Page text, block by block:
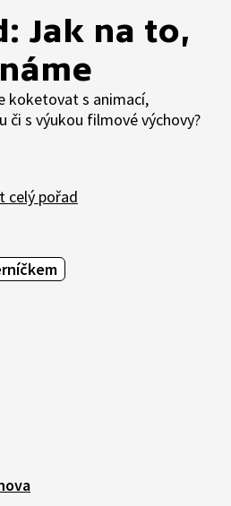
Jak na to,
koketovat s animací,
či s výukou filmové výchovy?
celý pořad